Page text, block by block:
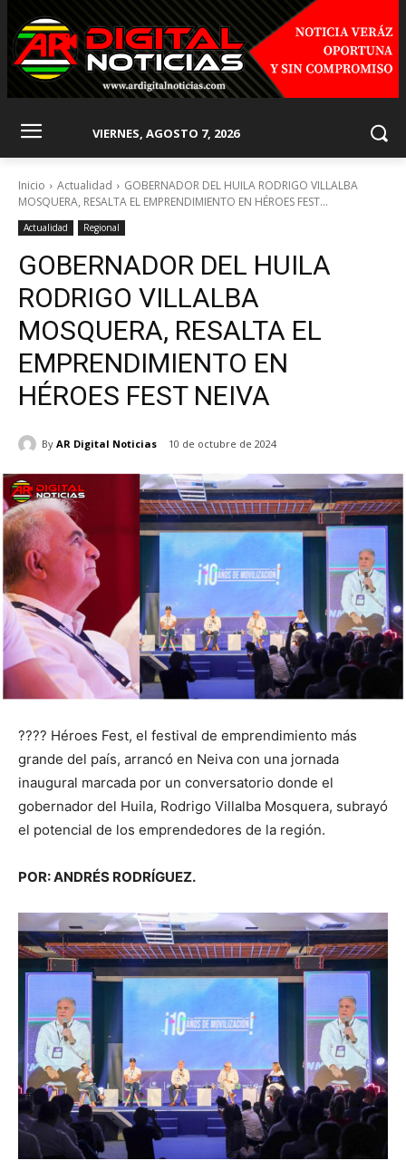
VIERNES, AGOSTO 7, 2026
Inicio Actualidad
GOBERNADOR DEL HUILA RODRIGO VILLALBA
MOSQUERA, RESALTA EL EMPRENDIMIENTO EN HÉROES FEST...
Actualidad Regional
GOBERNADOR DEL HUILA
RODRIGO VILLALBA
MOSQUERA, RESALTA EL
EMPRENDIMIENTO EN
HÉROES FEST NEIVA
By AR Digital Noticias 10 de octubre de 2024
???? Héroes Fest, el festival de emprendimiento más
grande del país, arrancó en Neiva con una jornada
inaugural marcada por un conversatorio donde el
gobernador del Huila, Rodrigo Villalba Mosquera, subrayó
el potencial de los emprendedores de la región.
POR: ANDRÉS RODRÍGUEZ.